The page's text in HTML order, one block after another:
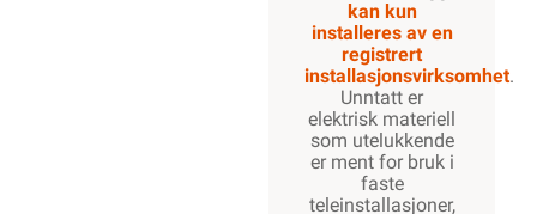
kan kun
installeres av en
registrert
installasjonsvirksomhet.
Unntatt er
elektrisk materiell
som utelukkende
er ment for bruk i
faste
teleinstallasjoner,